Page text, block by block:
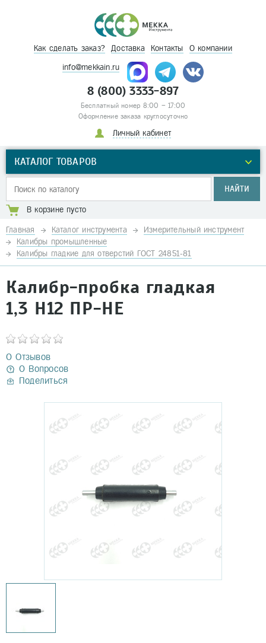
Как сделать заказ? Доставка Контакты О компании
info@mekkain.ru
8 (800) 3333-897
Бесплатный номер 8:00 – 17:00
Оформление заказа круглосуточно
Личный кабинет
КАТАЛОГ ТОВАРОВ
НАЙТИ
В корзине пусто
Главная Каталог инструмента
Измерительный инструмент
Калибры промышленные
Калибры гладкие для отверстий ГОСТ 24851-81
Калибр-пробка гладкая
1,3 H12 ПР-НЕ
0 Отзывов
0 Вопросов
Поделиться